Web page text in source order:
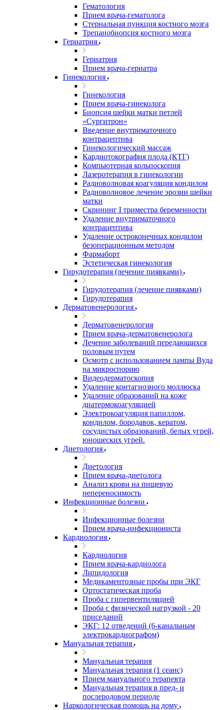
Гематология
Прием врача-гематолога
Стернальная пункция костного мозга
Трепанобиопсия костного мозга
Гериатрия
Гериатрия
Прием врача-гериатра
Гинекология
Гинекология
Прием врача-гинеколога
Биопсия шейки матки петлей
«Сургитрон»
Введение внутриматочного
контрацептива
Гинекологический массаж
Кардиотокография плода (КТГ)
Компьютерная кольпоскопия
Лазеротерапия в гинекологии
Радиоволновая коагуляция кондилом
Радиоволновое лечение эрозии шейки
матки
Скрининг I триместра беременности
Удаление внутриматочного
контрацептива
Удаление остроконечных кондилом
безоперационным методом
Фармаборт
Эстетическая гинекология
Гирудотерапия (лечение пиявками)
Гирудотерапия (лечение пиявками)
Гирудотерапия
Дерматовенерология
Дерматовенерология
Прием врача-дерматовенеролога
Лечение заболеваний передающихся
половым путем
Осмотр с использованием лампы Вуда
на микроспорию
Видеодерматоскопия
Удаление контагиозного моллюска
Удаление образований на коже
диатермокоагуляцией
Электрокоагуляция папиллом,
кондилом, бородавок, кератом,
сосудистых образований, белых угрей,
юношеских угрей.
Диетология
Диетология
Прием врача-диетолога
Анализ крови на пищевую
непереносимость
Инфекционные болезни
Инфекционные болезни
Прием врача-инфекциониста
Кардиология
Кардиология
Прием врача-кардиолога
Липидология
Медикаментозные пробы при ЭКГ
Ортостатическая проба
Проба с гипервентиляцией
Проба с физической нагрузкой - 20
приседаний
ЭКГ: 12 отведений (6-канальным
электрокардиографом)
Мануальная терапия
Мануальная терапия
Мануальная терапия (1 сеанс)
Прием мануального терапевта
Мануальная терапия в пред- и
послеродовом периоде
Наркологическая помощь на дому